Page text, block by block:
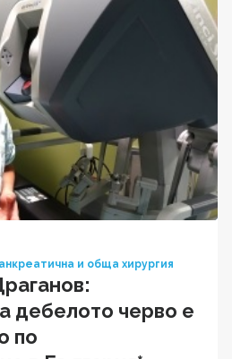
и обща хирургия
дебелото черво е
по